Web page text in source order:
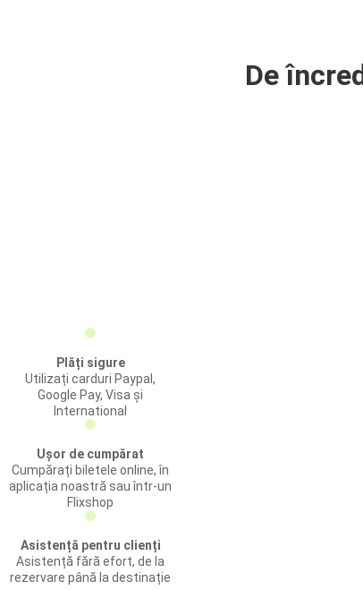
De
Plăți sigure
Utilizați carduri Paypal,
Google Pay, Visa și
International
Ușor de cumpărat
Cumpărați biletele online, în
aplicația noastră sau într-un
Flixshop
Asistență pentru clienți
Asistență fără efort, de la
rezervare până la destinație